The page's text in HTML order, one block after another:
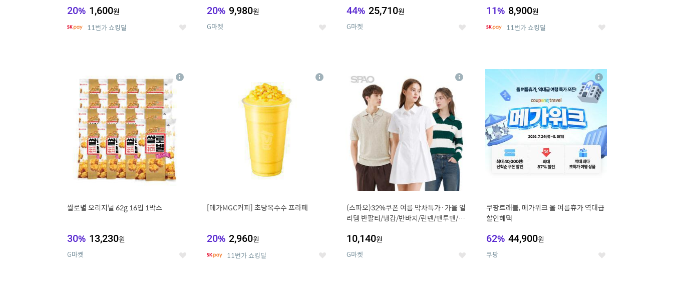
20% 1,600원
11번가 쇼킹딜 좋
20% 9,980원
G마켓 좋
44% 25,710원
G마켓 좋
11% 8,900원
11번가 쇼킹딜 좋
쌀로별 오리지널 62g 16입 1박스
30% 13,230원
G마켓 좋
상
[메가MGC커피] 초당옥수수 프라페
20% 2,960원
11번가 쇼킹딜 좋
상
(스파오)32%쿠폰 여름 막차특가·가을 얼
리템 반팔티/냉감/반바지/린넨/맨투맨/슬
10,140원
G마켓 좋
상
8
쿠팡트래블, 메가위크 올 여름휴가 역대급
할인혜택
62% 44,900원
쿠팡 좋
상
세